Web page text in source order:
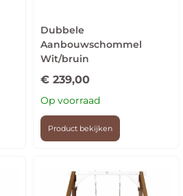
Dubbele
Aanbouwschommel
Wit/bruin
€ 239,00
Op voorraad
Product bekijken